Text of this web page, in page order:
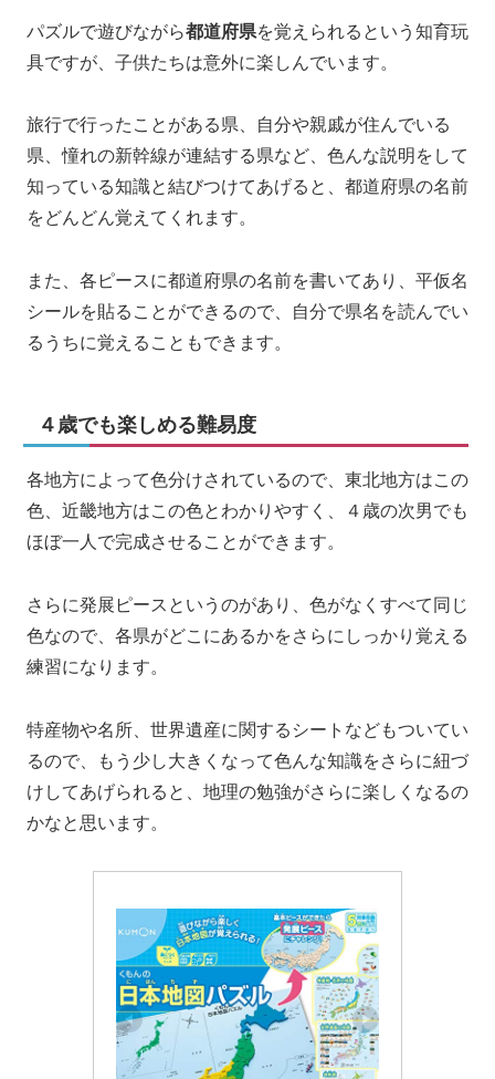
パズルで遊びながら都道府県を覚えられるという知育玩
具ですが、子供たちは意外に楽しんでいます。
旅行で行ったことがある県、自分や親戚が住んでいる
県、憧れの新幹線が連結する県など、色んな説明をして
知っている知識と結びつけてあげると、都道府県の名前
をどんどん覚えてくれます。
また、各ピースに都道府県の名前を書いてあり、平仮名
シールを貼ることができるので、自分で県名を読んでい
るうちに覚えることもできます。
４歳でも楽しめる難易度
各地方によって色分けされているので、東北地方はこの
色、近畿地方はこの色とわかりやすく、４歳の次男でも
ほぼ一人で完成させることができます。
さらに発展ピースというのがあり、色がなくすべて同じ
色なので、各県がどこにあるかをさらにしっかり覚える
練習になります。
特産物や名所、世界遺産に関するシートなどもついてい
るので、もう少し大きくなって色んな知識をさらに紐づ
けしてあげられると、地理の勉強がさらに楽しくなるの
かなと思います。